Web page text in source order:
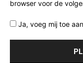
browser voor de
Ja, voeg mij toe